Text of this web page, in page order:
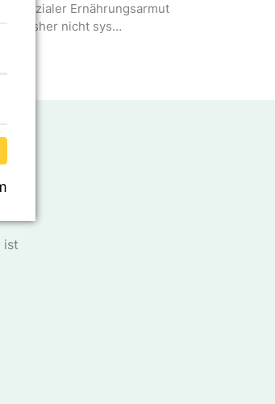
sozialer Ernährungsarmut
bisher nicht sys…
ist